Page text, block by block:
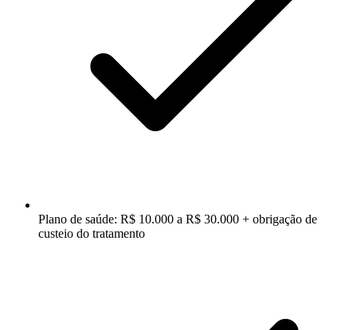
Plano de saúde: R$ 10.000 a R$ 30.000 + obrigação de
custeio do tratamento